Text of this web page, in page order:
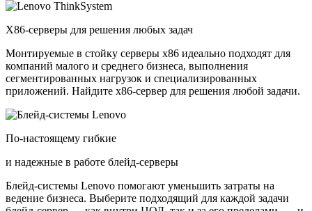
X86-серверы для решения любых задач
Монтируемые в стойку серверы x86 идеально подходят для
компаний малого и среднего бизнеса, выполнения
сегментированных нагрузок и специализированных
приложений. Найдите x86-сервер для решения любой задачи.
По-настоящему гибкие
и надежные в работе блейд-серверы
Блейд-системы Lenovo помогают уменьшить затраты на
ведение бизнеса. Выберите подходящий для каждой задачи